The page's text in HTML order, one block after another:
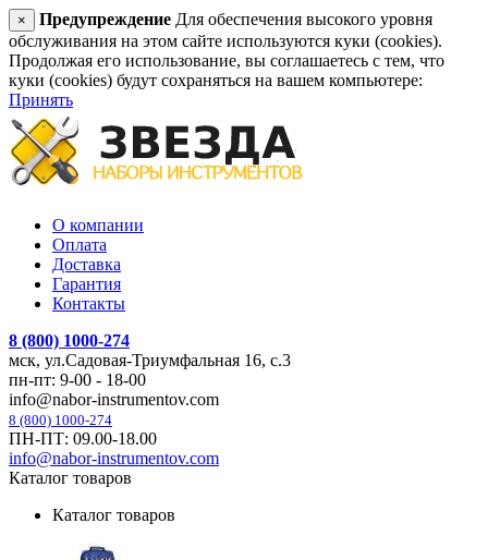
× Предупреждение Для обеспечения высокого уровня
обслуживания на этом сайте используются куки (cookies).
Продолжая его использование, вы соглашаетесь с тем, что
куки (cookies) будут сохраняться на вашем компьютере:
Принять
О компании
Оплата
Доставка
Гарантия
Контакты
8 (800) 1000-274
мск, ул.Садовая-Триумфальная 16, с.3
пн-пт: 9-00 - 18-00
info@nabor-instrumentov.com
8 (800) 1000-274
ПН-ПТ: 09.00-18.00
info@nabor-instrumentov.com
Каталог товаров
Каталог товаров